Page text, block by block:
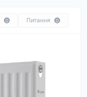
0 Питання 0